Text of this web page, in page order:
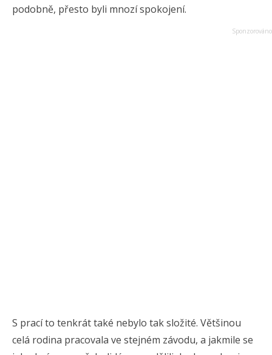
podobně, přesto byli mnozí spokojení.
S prací to tenkrát také nebylo tak složité. Většinou
celá rodina pracovala ve stejném závodu, a jakmile se